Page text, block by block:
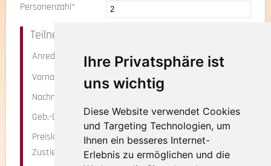
Ihre Privatsphäre ist
uns wichtig
Diese Website verwendet Cookies
und Targeting Technologien, um
Ihnen ein besseres Internet-
Erlebnis zu ermöglichen und die
Personenzahl*
Teilnehmer 1
Anrede
Vorname*
Nachname*
Geb.-Datum
Preiskategorie
Zustieg*